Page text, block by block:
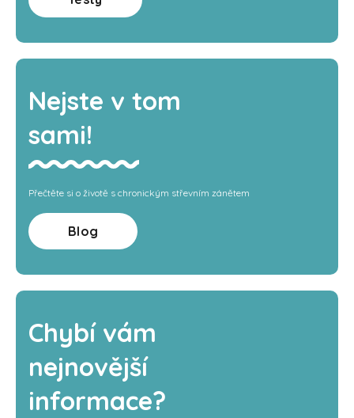
Nejste v tom
sami!
Přečtěte si o životě s chronickým střevním zánětem
Blog
Chybí vám
nejnovější
informace?